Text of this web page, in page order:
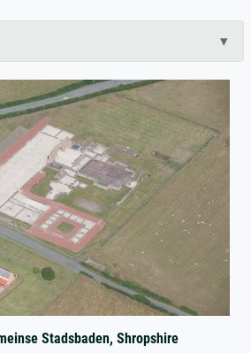
Stadsbaden, Shropshire